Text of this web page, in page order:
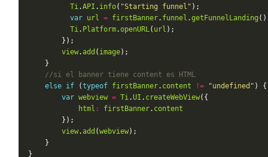
Ti.API . info( "Starting funnel"
var url = firstBanner. funnel .getFunnelLanding
Ti. Platform.openURL( url
view.add ( image
else if (typeof firstBanner. content != "undefined"
var webview = Ti.UI . createWebView
html : firstBanner. content
view.add (webview